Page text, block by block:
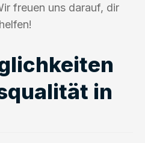
freuen uns darauf, dir
in